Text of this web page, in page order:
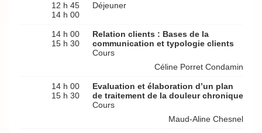
12 h 45
14 h 00
Déjeuner
14 h 00
15 h 30
Relation clients : Bases de la
communication et typologie clients
Cours
Céline Porret Condamin
14 h 00
15 h 30
Evaluation et élaboration d’un plan
de traitement de la douleur chronique
Cours
Maud-Aline Chesnel